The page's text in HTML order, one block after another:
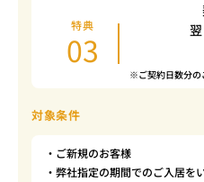
特典
03
※ご契約日数分の
対象条件
・ご新規のお客様
・弊社指定の期間でのご入居を